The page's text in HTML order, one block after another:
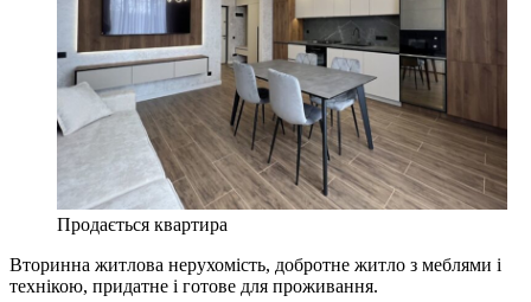
Продається квартира
Вторинна житлова нерухомість, добротне житло з меблями і
технікою, придатне і готове для проживання.